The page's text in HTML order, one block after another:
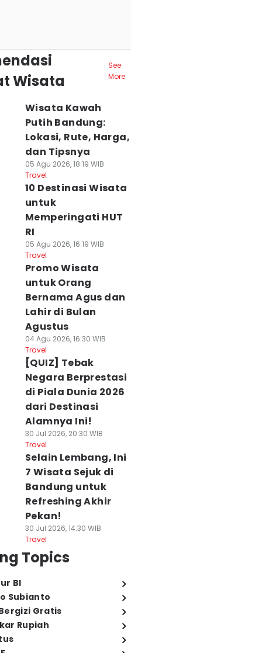
Wisata
See
More
Wisata Kawah
Putih Bandung:
Lokasi, Rute, Harga,
dan Tipsnya
05 Agu 2026, 18:19 WIB
Travel
10 Destinasi Wisata
untuk
Memperingati HUT
RI
05 Agu 2026, 16:19 WIB
Travel
Promo Wisata
untuk Orang
Bernama Agus dan
Lahir di Bulan
Agustus
04 Agu 2026, 16:30 WIB
Travel
[QUIZ] Tebak
Negara Berprestasi
di Piala Dunia 2026
dari Destinasi
Alamnya Ini!
30 Jul 2026, 20:30 WIB
Travel
Selain Lembang, Ini
7 Wisata Sejuk di
Bandung untuk
Refreshing Akhir
Pekan!
30 Jul 2026, 14:30 WIB
Travel
Topics
BI
Subianto
Gratis
Rupiah